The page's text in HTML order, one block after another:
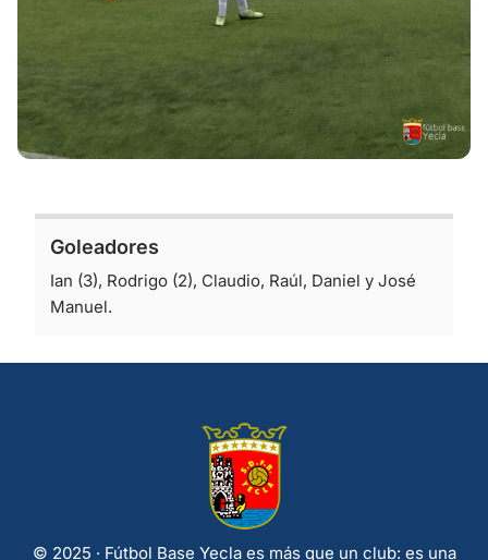
Goleadores
Ian (3), Rodrigo (2), Claudio, Raúl, Daniel y José
Manuel.
© 2025 · Fútbol Base Yecla es más que un club: es una